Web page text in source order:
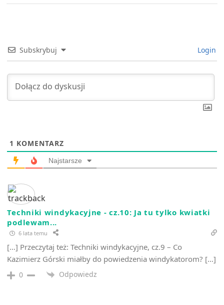
Subskrybuj Login
1 KOMENTARZ
Najstarsze
Techniki windykacyjne - cz.10: Ja tu tylko kwiatki
podlewam...
6 lata temu
[…] Przeczytaj też: Techniki windykacyjne, cz.9 – Co
Kazimierz Górski miałby do powiedzenia windykatorom? […]
0 Odpowiedz